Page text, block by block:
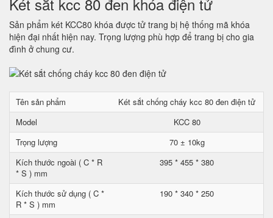
Sản phẩm két KCC80 khóa được tử trang bị hệ thống mã khóa
hiện đại nhất hiện nay. Trọng lượng phù hợp để trang bị cho gia
đình ở chung cư.
Tên sản phẩm
Két sắt chống cháy kcc 80 đen điện tử
Model
KCC 80
Trọng lượng
70 ± 10kg
Kích thước ngoài ( C * R
* S ) mm
395 * 455 * 380
Kích thước sử dụng ( C *
R * S ) mm
190 * 340 * 250